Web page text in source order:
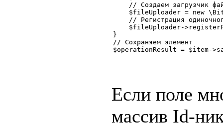
// Создаем загрузчик
$fileUploader = new
// Регистрация
$fileUploader-
}
// Сохраняем элемент
Если поле
массив Id-